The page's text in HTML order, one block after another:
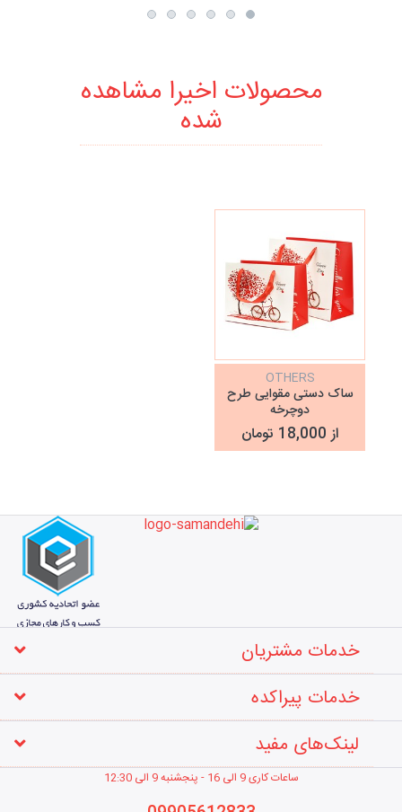
محصولات اخیرا مشاهده
شده
OTHERS
ساک دستی مقوایی طرح
دوچرخه
از 18,000 تومان
خدمات مشتریان
خدمات پیراکده
لینک‌های مفید
ساعات کاری 9 الی 16 - پنجشنبه 9 الی 12 :30